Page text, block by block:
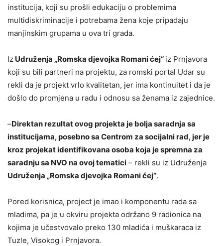
institucija, koji su prošli edukaciju o problemima
multidiskriminacije i potrebama žena koje pripadaju
manjinskim grupama u ova tri grada.
Iz Udruženja „Romska djevojka Romani ćej“ iz Prnjavora
koji su bili partneri na projektu, za romski portal Udar su
rekli da je projekt vrlo kvalitetan, jer ima kontinuitet i da je
došlo do promjena u radu i odnosu sa ženama iz zajednice.
–Direktan rezultat ovog projekta je bolja saradnja sa
institucijama, posebno sa Centrom za socijalni rad, jer je
kroz projekat identifikovana osoba koja je spremna za
saradnju sa NVO na ovoj tematici – rekli su iz Udruženja
Udruženja „Romska djevojka Romani ćej“.
Pored korisnica, project je imao i komponentu rada sa
mladima, pa je u okviru projekta održano 9 radionica na
kojima je učestvovalo preko 130 mladića i muškaraca iz
Tuzle, Visokog i Prnjavora.